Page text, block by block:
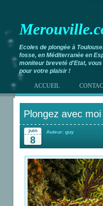
Ecoles de plongée à
fosse, en Méditerranée en
moniteur breveté d'Etat,
pour votre plaisir !
ACCUEIL
Plongez avec moi
juin
8
Auteur: guy